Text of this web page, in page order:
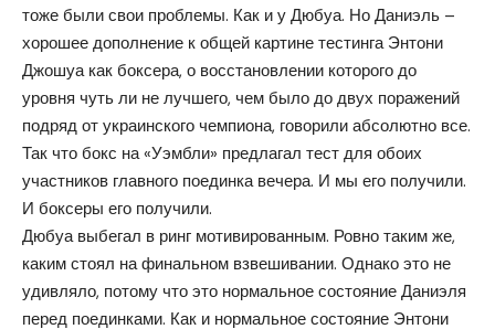
тоже были свои проблемы. Как и у Дюбуа. Но Даниэль –
хорошее дополнение к общей картине тестинга Энтони
Джошуа как боксера, о восстановлении которого до
уровня чуть ли не лучшего, чем было до двух поражений
подряд от украинского чемпиона, говорили абсолютно все.
Так что бокс на «Уэмбли» предлагал тест для обоих
участников главного поединка вечера. И мы его получили.
И боксеры его получили.
Дюбуа выбегал в ринг мотивированным. Ровно таким же,
каким стоял на финальном взвешивании. Однако это не
удивляло, потому что это нормальное состояние Даниэля
перед поединками. Как и нормальное состояние Энтони